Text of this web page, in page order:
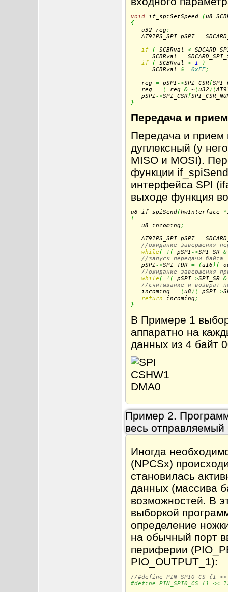
void if_spiSetSpeed (u8
{
u32 reg;
   AT91PS_SPI pSPI
=
if
( SCBRval <
      SCBRval
=
if
( SCBRval > 1
)
      SCBRval
&= 0xFE;
   reg
= pSPI->SPI_CSR[
   reg
= ( reg & ~(u32) (
   pSPI
->SPI_CSR[
}
Передача и прием
Передача и прием
дуплексный (у
MISO и MOSI).
функции
интерфейса SPI
выходе функция
u8 if_spiSend(hwInterface *
{
u8 incoming;
   AT91PS_SPI pSPI
=
//ожидание завершения
while ( ! ( pSPI->SPI_SR &
//запуск передачи байта
   pSPI
->SPI_TDR = (u16) (
//ожидание завершения
while ( ! ( pSPI->SPI_SR &
//считывание и возврат
   incoming
= (u8) ( pSPI->
return incoming;
}
В Примере 1
аппаратно на
данных из 4 байт
Пример 2.
весь отправляемый
Иногда
(NPCSx)
становилась
данных (массива
возможностей. В
выборкой
определение
на обычный порт
периферии
PIO_OUTPUT_1):
//#define PIN_SPI0_CS {1 <<
#define PIN_SPI0_CS {1 << 12,